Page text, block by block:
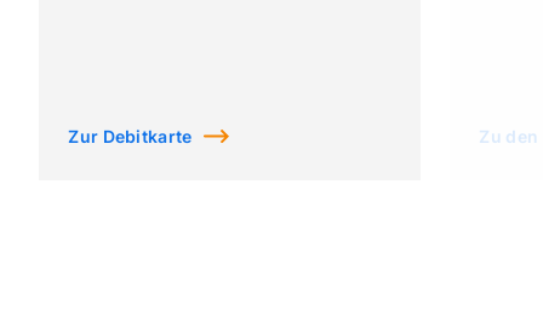
Zur Debitkarte Zu